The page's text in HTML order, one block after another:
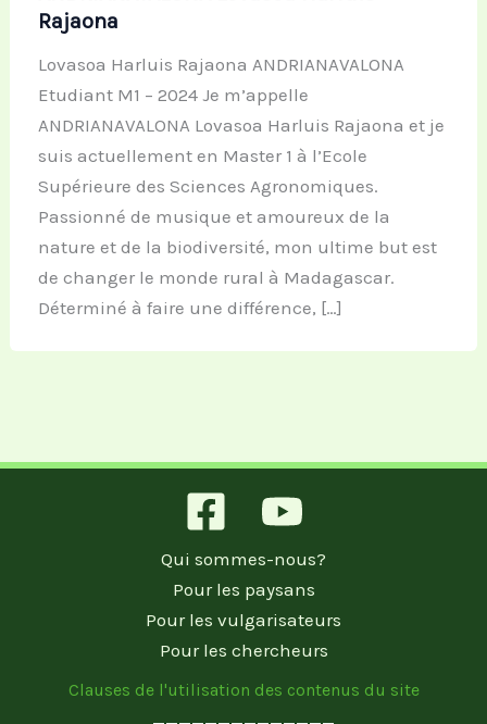
Rajaona
Lovasoa Harluis Rajaona ANDRIANAVALONA
Etudiant M1 – 2024 Je m’appelle
ANDRIANAVALONA Lovasoa Harluis Rajaona et je
suis actuellement en Master 1 à l’Ecole
Supérieure des Sciences Agronomiques.
Passionné de musique et amoureux de la
nature et de la biodiversité, mon ultime but est
de changer le monde rural à Madagascar.
Déterminé à faire une différence, […]
Qui sommes-nous?
Pour les paysans
Pour les vulgarisateurs
Pour les chercheurs
Clauses de l'utilisation des contenus du site
______________